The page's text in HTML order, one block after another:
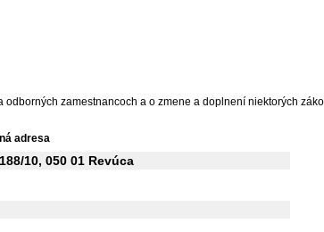
zamestnancoch a o zmene a doplnení niektorých
adresa
10, 050 01 Revúca